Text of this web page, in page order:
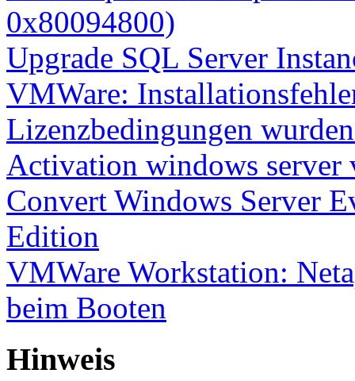
0x80094800)
Upgrade SQL Server
VMWare:
Lizenzbedingungen
Activation windows server
Convert Windows Server
Edition
VMWare Workstation:
beim Booten
Hinweis